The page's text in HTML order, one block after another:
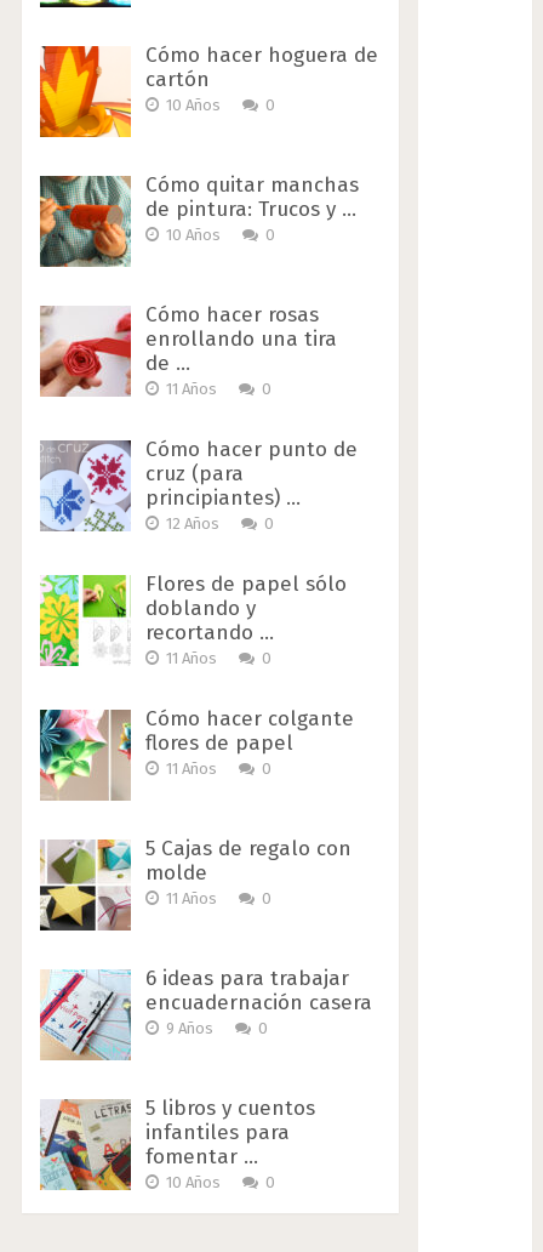
Cómo hacer hoguera de
cartón
10 Años 0
Cómo quitar manchas
de pintura: Trucos y …
10 Años 0
Cómo hacer rosas
enrollando una tira
de …
11 Años 0
Cómo hacer punto de
cruz (para
principiantes) …
12 Años 0
Flores de papel sólo
doblando y
recortando …
11 Años 0
Cómo hacer colgante
flores de papel
11 Años 0
5 Cajas de regalo con
molde
11 Años 0
6 ideas para trabajar
encuadernación casera
9 Años 0
5 libros y cuentos
infantiles para
fomentar …
10 Años 0